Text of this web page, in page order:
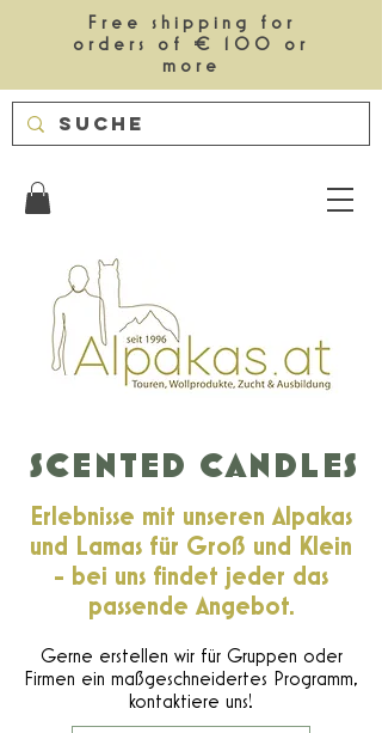
Free shipping for
orders of € 100 or
more
SCENTED CANDLES
Erlebnisse mit unseren Alpakas
und Lamas für Groß und Klein
- bei uns findet jeder das
passende Angebot.
Gerne erstellen wir für Gruppen oder
Firmen ein maßgeschneidertes Programm,
kontaktiere uns!